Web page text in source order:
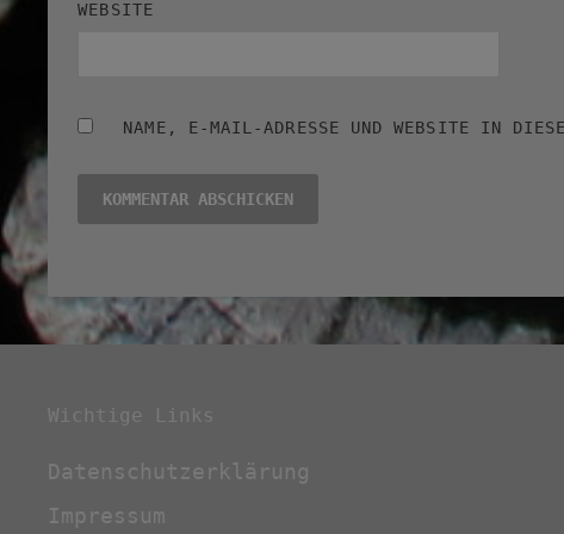
WEBSITE
NAME, E-MAIL-ADRESSE UND WEBSITE IN
Wichtige Links
Datenschutzerklärung
Impressum